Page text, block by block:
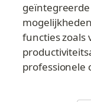
functies zoals
professionele